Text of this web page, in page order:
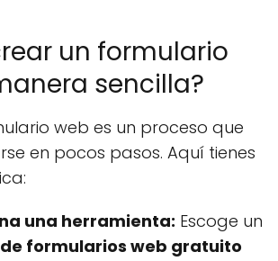
un formulario
sencilla?
web es un proceso que
en pocos pasos. Aquí tienes
una herramienta: Escoge un
formularios web gratuito